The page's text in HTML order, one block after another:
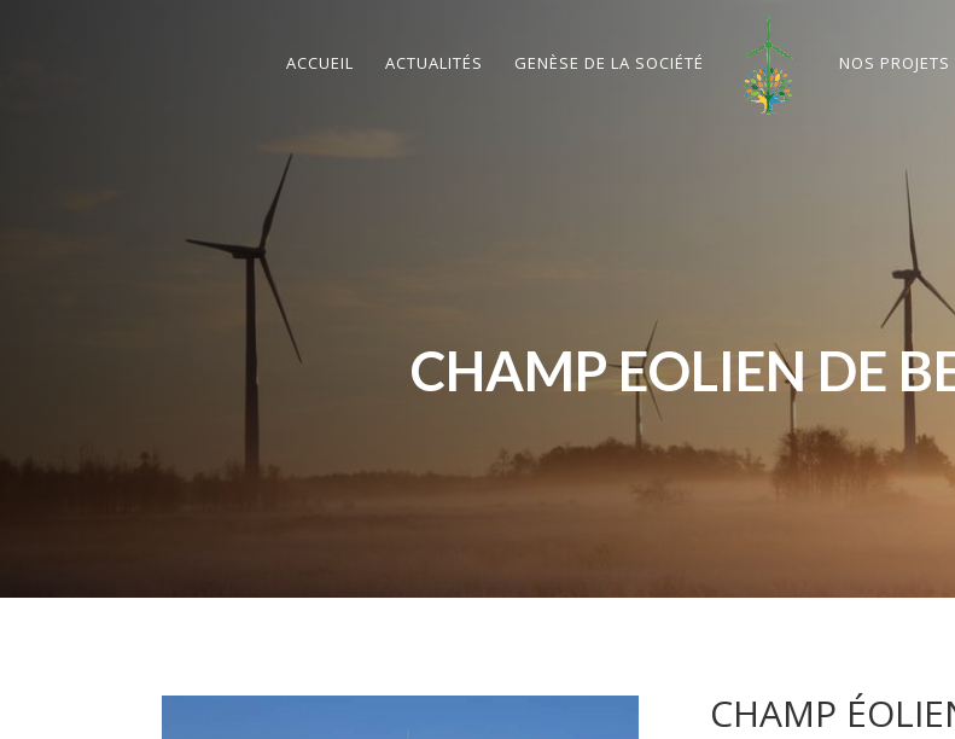
ACCUEIL ACTUALITÉS GENÈSE DE LA SOCIÉTÉ NOS PROJETS
CHAMP EOLIEN DE
CHAMP